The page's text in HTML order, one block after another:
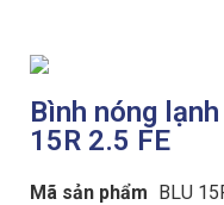
Bình nóng
15R 2.5 FE
Mã sản phẩm BLU